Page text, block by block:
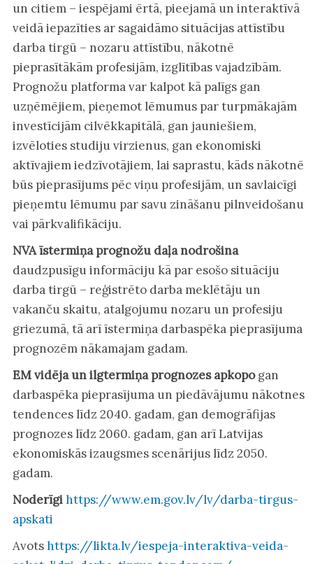
un citiem – iespējami ērtā, pieejamā un interaktīvā
veidā iepazīties ar sagaidāmo situācijas attīstību
darba tirgū – nozaru attīstību, nākotnē
pieprasītākām profesijām, izglītības vajadzībām.
Prognožu platforma var kalpot kā palīgs gan
uzņēmējiem, pieņemot lēmumus par turpmākajām
investīcijām cilvēkkapitālā, gan jauniešiem,
izvēloties studiju virzienus, gan ekonomiski
aktīvajiem iedzīvotājiem, lai saprastu, kāds nākotnē
būs pieprasījums pēc viņu profesijām, un savlaicīgi
pieņemtu lēmumu par savu zināšanu pilnveidošanu
vai pārkvalifikāciju.
NVA īstermiņa prognožu daļa nodrošina
daudzpusīgu informāciju kā par esošo situāciju
darba tirgū – reģistrēto darba meklētāju un
vakanču skaitu, atalgojumu nozaru un profesiju
griezumā, tā arī īstermiņa darbaspēka pieprasījuma
prognozēm nākamajam gadam.
EM vidēja un ilgtermiņa prognozes apkopogan
darbaspēka pieprasījuma un piedāvājumu nākotnes
tendences līdz 2040. gadam, gan demogrāfijas
prognozes līdz 2060. gadam, gan arī Latvijas
ekonomiskās izaugsmes scenārijus līdz 2050.
gadam.
Noderīgihttps://www.em.gov.lv/lv/darba-tirgus-
apskati
Avotshttps://likta.lv/iespeja-interaktiva-veida-